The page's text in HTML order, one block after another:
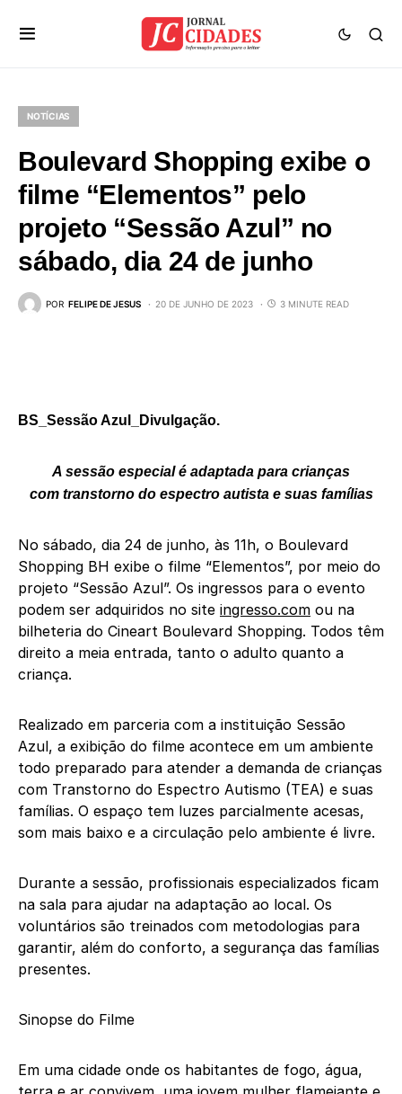
NOTÍCIAS
Boulevard Shopping exibe o
filme “Elementos” pelo
projeto “Sessão Azul” no
sábado, dia 24 de junho
POR FELIPE DE JESUS 20 DE JUNHO DE 2023 3 MINUTE READ
BS_Sessão Azul_Divulgação.
A sessão especial é adaptada para crianças
com transtorno do espectro autista e suas famílias
No sábado, dia 24 de junho, às 11h, o Boulevard
Shopping BH exibe o filme “Elementos”, por meio do
projeto “Sessão Azul”. Os ingressos para o evento
podem ser adquiridos no site ingresso.com ou na
bilheteria do Cineart Boulevard Shopping. Todos têm
direito a meia entrada, tanto o adulto quanto a
criança.
Realizado em parceria com a instituição Sessão
Azul, a exibição do filme acontece em um ambiente
todo preparado para atender a demanda de crianças
com Transtorno do Espectro Autismo (TEA) e suas
famílias. O espaço tem luzes parcialmente acesas,
som mais baixo e a circulação pelo ambiente é livre.
Durante a sessão, profissionais especializados ficam
na sala para ajudar na adaptação ao local. Os
voluntários são treinados com metodologias para
garantir, além do conforto, a segurança das famílias
presentes.
Sinopse do Filme
Em uma cidade onde os habitantes de fogo, água,